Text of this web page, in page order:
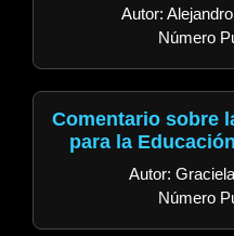
Autor:
Número
Comentario sobre
para la
Autor:
Número